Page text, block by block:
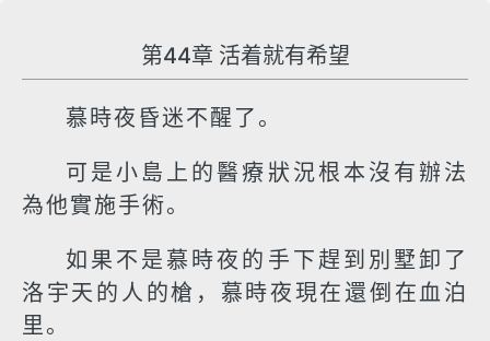
第44章 活着就有希望
慕時夜昏迷不醒了。
可是小島上的醫療狀況根本沒有辦法
為他實施手術。
如果不是慕時夜的手下趕到別墅卸了
洛宇天的人的槍，慕時夜現在還倒在血泊
里。